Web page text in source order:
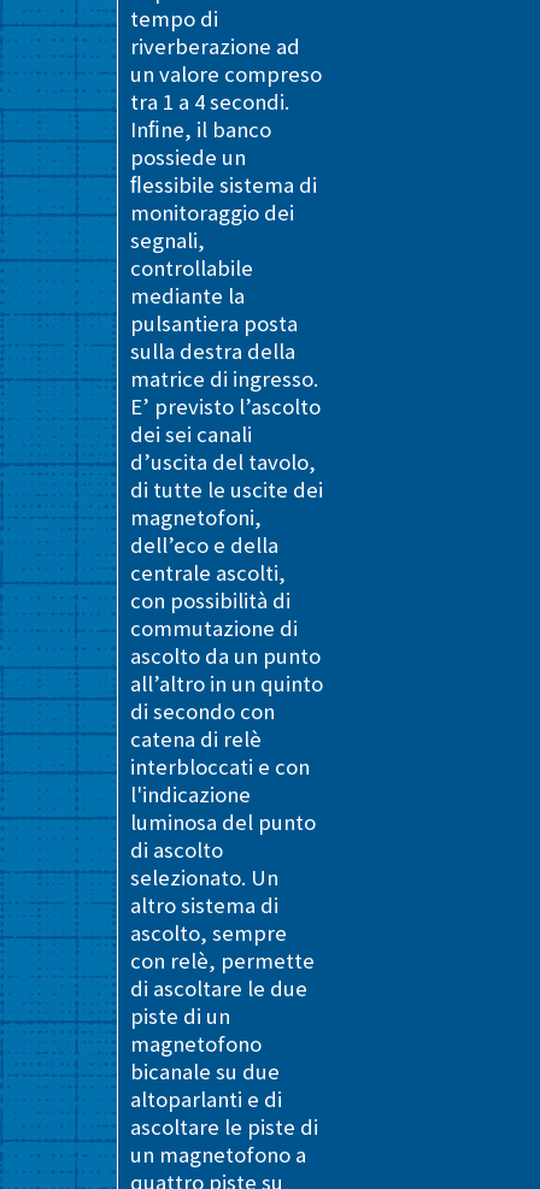
tempo di
riverberazione ad
un valore compreso
tra 1 a 4 secondi.
Inﬁne, il banco
possiede un
ﬂessibile sistema di
monitoraggio dei
segnali,
controllabile
mediante la
pulsantiera posta
sulla destra della
matrice di ingresso.
E’ previsto l’ascolto
dei sei canali
d’uscita del tavolo,
di tutte le uscite dei
magnetofoni,
dell’eco e della
centrale ascolti,
con possibilità di
commutazione di
ascolto da un punto
all’altro in un quinto
di secondo con
catena di relè
interbloccati e con
l'indicazione
luminosa del punto
di ascolto
selezionato. Un
altro sistema di
ascolto, sempre
con relè, permette
di ascoltare le due
piste di un
magnetofono
bicanale su due
altoparlanti e di
ascoltare le piste di
un magnetofono a
quattro piste su